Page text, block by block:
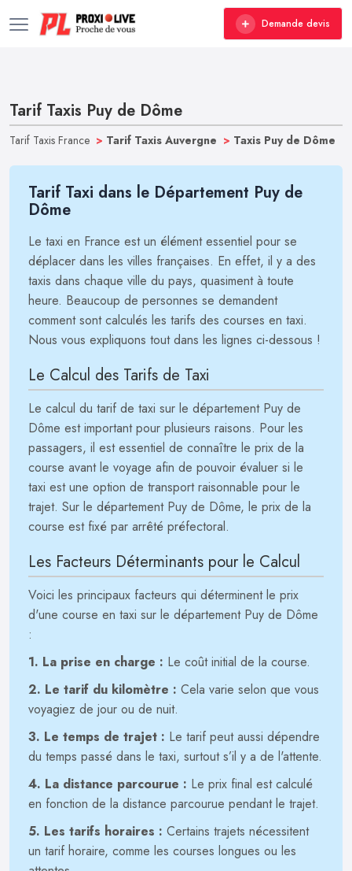
Demande devis
Tarif Taxis Puy de Dôme
Tarif Taxis France > Tarif Taxis Auvergne > Taxis Puy de Dôme
Tarif Taxi dans le Département Puy de
Dôme
Le taxi en France est un élément essentiel pour se
déplacer dans les villes françaises. En effet, il y a des
taxis dans chaque ville du pays, quasiment à toute
heure. Beaucoup de personnes se demandent
comment sont calculés les tarifs des courses en taxi.
Nous vous expliquons tout dans les lignes ci-dessous !
Le Calcul des Tarifs de Taxi
Le calcul du tarif de taxi sur le département Puy de
Dôme est important pour plusieurs raisons. Pour les
passagers, il est essentiel de connaître le prix de la
course avant le voyage afin de pouvoir évaluer si le
taxi est une option de transport raisonnable pour le
trajet. Sur le département Puy de Dôme, le prix de la
course est fixé par arrêté préfectoral.
Les Facteurs Déterminants pour le Calcul
Voici les principaux facteurs qui déterminent le prix
d'une course en taxi sur le département Puy de Dôme
:
1. La prise en charge : Le coût initial de la course.
2. Le tarif du kilomètre : Cela varie selon que vous
voyagiez de jour ou de nuit.
3. Le temps de trajet : Le tarif peut aussi dépendre
du temps passé dans le taxi, surtout s’il y a de l'attente.
4. La distance parcourue : Le prix final est calculé
en fonction de la distance parcourue pendant le trajet.
5. Les tarifs horaires : Certains trajets nécessitent
un tarif horaire, comme les courses longues ou les